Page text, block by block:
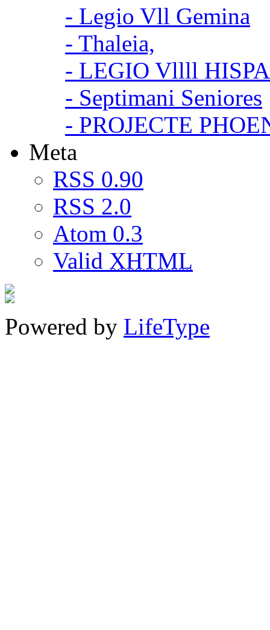
- Legio Vll Gemina
- Thaleia,
- LEGIO Vllll
- Septimani Seniores
- PROJECTE
Meta
RSS 0.90
RSS 2.0
Atom 0.3
Valid XHTML
Powered by LifeType